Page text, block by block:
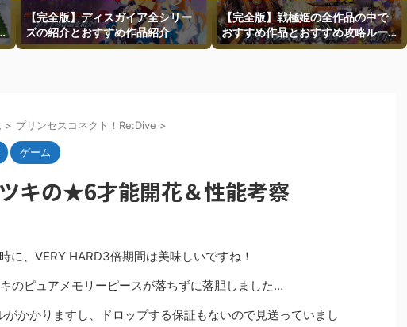
【完全版】ディスガイア全シリー
ズの紹介とおすすめ作品紹介
【完全版】戦極姫の全作品の中で
おすすめ作品とおすすめ攻略ルー
トを一挙紹介
> プリンセスコネクト！Re:Dive >
ゲーム
ツキの★6才能開花＆性能考察
、VERY HARD3倍期間は美味しいですね！
のピュアメモリーピースが落ちずに落胆しました…
かかりますし、ドロップする保証もないので見送っていまし